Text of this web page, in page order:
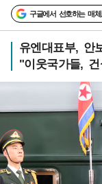
구글에서 선호하는 매
유엔대표부, 안
"이웃국가들,